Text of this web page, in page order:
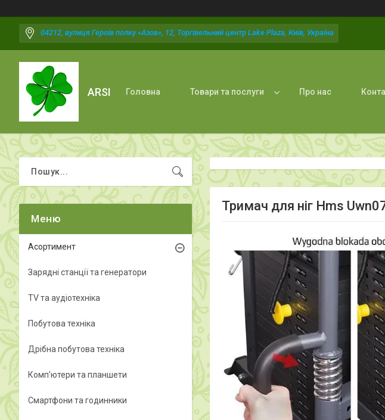
04212, вулиця Героїв полку «Азов», 12, Торгівельний центр Lake Plaza, Київ, Україна
ARSI Головна Товари та послуги Про нас
Тримач для ніг Hms
Асортимент
Зарядні станції та генератори
TV та аудіотехніка
Побутова техніка
Дрібна побутова техніка
Комп'ютери та планшети
Смартфони та годинники